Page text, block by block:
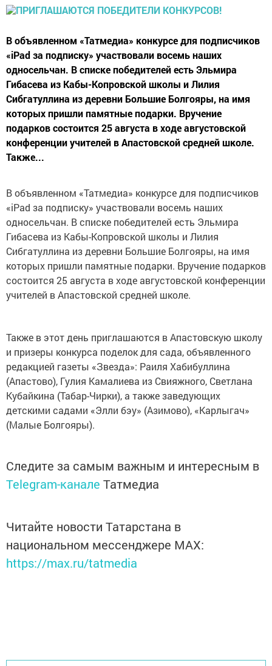
В объявленном «Татмедиа» конкурсе для подписчиков
«iPad за подписку» участвовали восемь наших
односельчан. В списке победителей есть Эльмира
Гибасева из Кабы-Копровской школы и Лилия
Сибгатуллина из деревни Большие Болгояры, на имя
которых пришли памятные подарки. Вручение
подарков состоится 25 августа в ходе августовской
конференции учителей в Апастовской средней школе.
Также...
В объявленном «Татмедиа» конкурсе для подписчиков
«iPad за подписку» участвовали восемь наших
односельчан. В списке победителей есть Эльмира
Гибасева из Кабы-Копровской школы и Лилия
Сибгатуллина из деревни Большие Болгояры, на имя
которых пришли памятные подарки. Вручение подарков
состоится 25 августа в ходе августовской конференции
учителей в Апастовской средней школе.
Также в этот день приглашаются в Апастовскую школу
и призеры конкурса поделок для сада, объявленного
редакцией газеты «Звезда»: Раиля Хабибуллина
(Апастово), Гулия Камалиева из Свияжного, Светлана
Кубайкина (Табар-Чирки), а также заведующих
детскими садами «Элли бэу» (Азимово), «Карлыгач»
(Малые Болгояры).
Следите за самым важным и интересным в
Telegram-канале Татмедиа
Читайте новости Татарстана в
национальном мессенджере MАХ:
https://max.ru/tatmedia